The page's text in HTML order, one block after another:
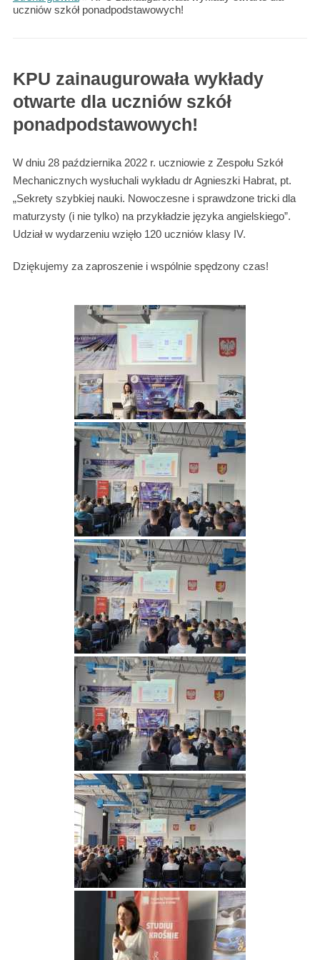
uczniów szkół ponadpodstawowych!
KPU zainaugurowała wykłady
otwarte dla uczniów szkół
ponadpodstawowych!
W dniu 28 października 2022 r. uczniowie z Zespołu Szkół
Mechanicznych wysłuchali wykładu dr Agnieszki Habrat, pt.
„Sekrety szybkiej nauki. Nowoczesne i sprawdzone tricki dla
maturzysty (i nie tylko) na przykładzie języka angielskiego”.
Udział w wydarzeniu wzięło 120 uczniów klasy IV.
Dziękujemy za zaproszenie i wspólnie spędzony czas!